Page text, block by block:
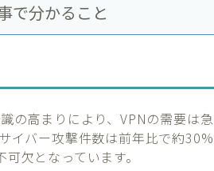
で分かること
の高まりにより、VPNの需要は急
イバー攻撃件数は前年比で約30%
欠となっています。